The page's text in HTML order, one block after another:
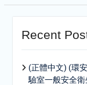
Recent
(正體中文) (環
驗室一般安全